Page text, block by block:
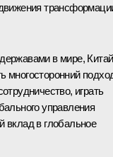
в мире, Китай
многосторонний
играть
управления
вклад в глобальное